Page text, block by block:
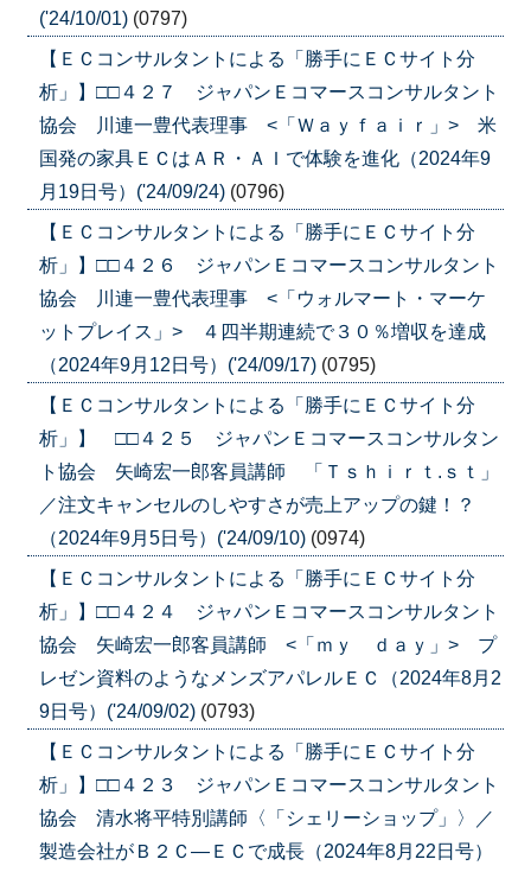
('24/10/01) (0797)
【ＥＣコンサルタントによる「勝手にＥＣサイト分
析」】□□４２７ ジャパンＥコマースコンサルタント
協会 川連一豊代表理事 <「Ｗａｙｆａｉｒ」> 米
国発の家具ＥＣはＡＲ・ＡＩで体験を進化（2024年9
月19日号）('24/09/24) (0796)
【ＥＣコンサルタントによる「勝手にＥＣサイト分
析」】□□４２６ ジャパンＥコマースコンサルタント
協会 川連一豊代表理事 <「ウォルマート・マーケ
ットプレイス」> ４四半期連続で３０％増収を達成
（2024年9月12日号）('24/09/17) (0795)
【ＥＣコンサルタントによる「勝手にＥＣサイト分
析」】 □□４２５ ジャパンＥコマースコンサルタン
ト協会 矢崎宏一郎客員講師 「Ｔｓｈｉｒｔ.ｓｔ」
／注文キャンセルのしやすさが売上アップの鍵！？
（2024年9月5日号）('24/09/10) (0974)
【ＥＣコンサルタントによる「勝手にＥＣサイト分
析」】□□４２４ ジャパンＥコマースコンサルタント
協会 矢崎宏一郎客員講師 <「ｍｙ ｄａｙ」> プ
レゼン資料のようなメンズアパレルＥＣ（2024年8月2
9日号）('24/09/02) (0793)
【ＥＣコンサルタントによる「勝手にＥＣサイト分
析」】□□４２３ ジャパンＥコマースコンサルタント
協会 清水将平特別講師〈「シェリーショップ」〉／
製造会社がＢ２Ｃ―ＥＣで成長（2024年8月22日号）